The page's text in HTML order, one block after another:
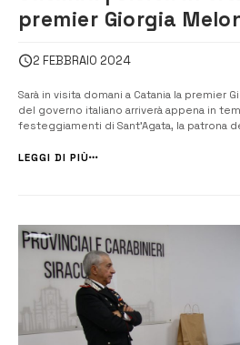
premier Giorgia
2 FEBBRAIO 2024
Sarà in visita domani a Catania la premier
del governo italiano arriverà appena in
festeggiamenti di Sant’Agata, la patrona
lavoro per mettere a punto un programma
LEGGI DI PIÙ